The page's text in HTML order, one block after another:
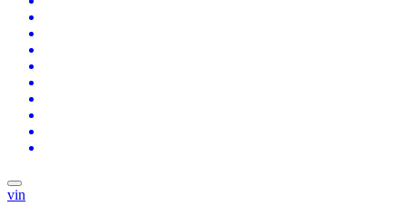
vin